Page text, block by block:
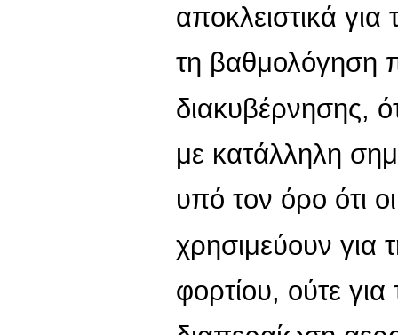
αποκλειστικά
τη βαθμολόγηση
διακυβέρνησης,
με κατάλληλη
υπό τον όρο ότι
χρησιμεύουν για
φορτίου, ούτε